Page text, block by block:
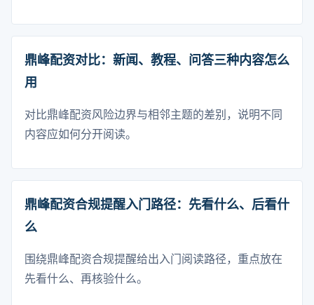
鼎峰配资对比：新闻、教程、问答三种内容怎么
用
对比鼎峰配资风险边界与相邻主题的差别，说明不同
内容应如何分开阅读。
鼎峰配资合规提醒入门路径：先看什么、后看什
么
围绕鼎峰配资合规提醒给出入门阅读路径，重点放在
先看什么、再核验什么。